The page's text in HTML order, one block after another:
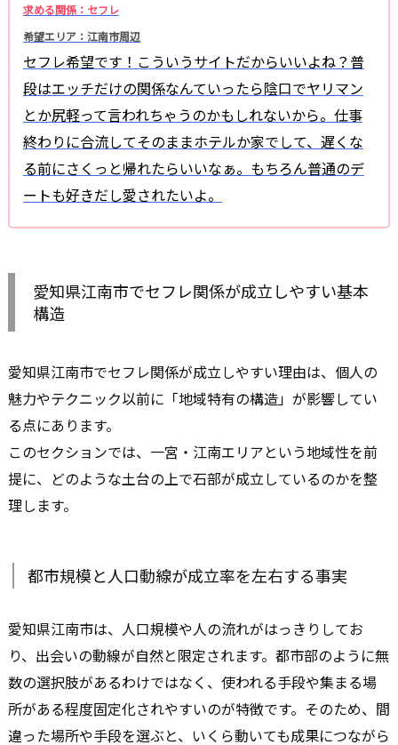
求める関係：セフレ
希望エリア：江南市周辺
セフレ希望です！こういうサイトだからいいよね？普
段はエッチだけの関係なんていったら陰口でヤリマン
とか尻軽って言われちゃうのかもしれないから。仕事
終わりに合流してそのままホテルか家でして、遅くな
る前にさくっと帰れたらいいなぁ。もちろん普通のデ
ートも好きだし愛されたいよ。
愛知県江南市でセフレ関係が成立しやすい基本
構造
愛知県江南市でセフレ関係が成立しやすい理由は、個人の
魅力やテクニック以前に「地域特有の構造」が影響してい
る点にあります。
このセクションでは、一宮・江南エリアという地域性を前
提に、どのような土台の上で石部が成立しているのかを整
理します。
都市規模と人口動線が成立率を左右する事実
愛知県江南市は、人口規模や人の流れがはっきりしてお
り、出会いの動線が自然と限定されます。都市部のように無
数の選択肢があるわけではなく、使われる手段や集まる場
所がある程度固定化されやすいのが特徴です。そのため、間
違った場所や手段を選ぶと、いくら動いても成果につながら